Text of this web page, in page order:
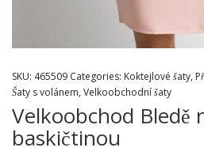
SKU: 465509 Categories: Koktejlové šaty,
Šaty s volánem, Velkoobchodní šaty
Velkoobchod Bledě
baskičtinou